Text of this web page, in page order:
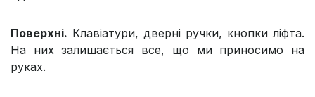
Поверхні. Клавіатури, дверні ручки, кнопки ліфта.
На них залишається все, що ми приносимо на
руках.